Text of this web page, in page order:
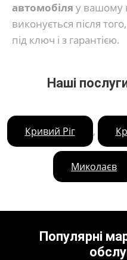
автомобіля у вашому
виконується після
під ключ і з гарантією.
Наші
Кривий Ріг ,
Миколаєв
Популярні